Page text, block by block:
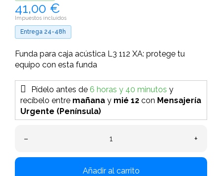
41,00 €
Impuestos incluidos
Entrega 24-48h
Funda para caja acústica L3 112 XA: protege tu
equipo con esta funda
Pídelo antes de 6 horas y 40 minutos y
recíbelo entre mañana y mié 12 con Mensajería
Urgente (Península)
– +
Añadir al carrito